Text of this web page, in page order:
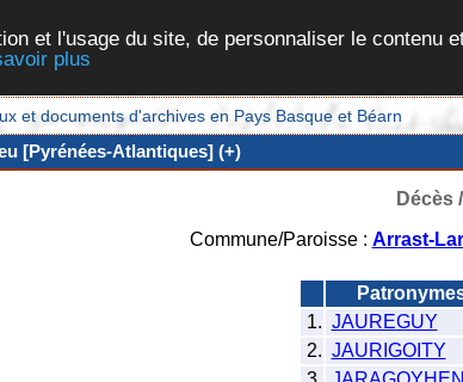
et l'usage du site, de personnaliser le contenu
plus
et documents d'archives en Pays Basque et Béarn
[Pyrénées-Atlantiques] (+)
Décès
Commune/Paroisse : Arrast-
1. JAUREGUY
2. JAURIGOITY